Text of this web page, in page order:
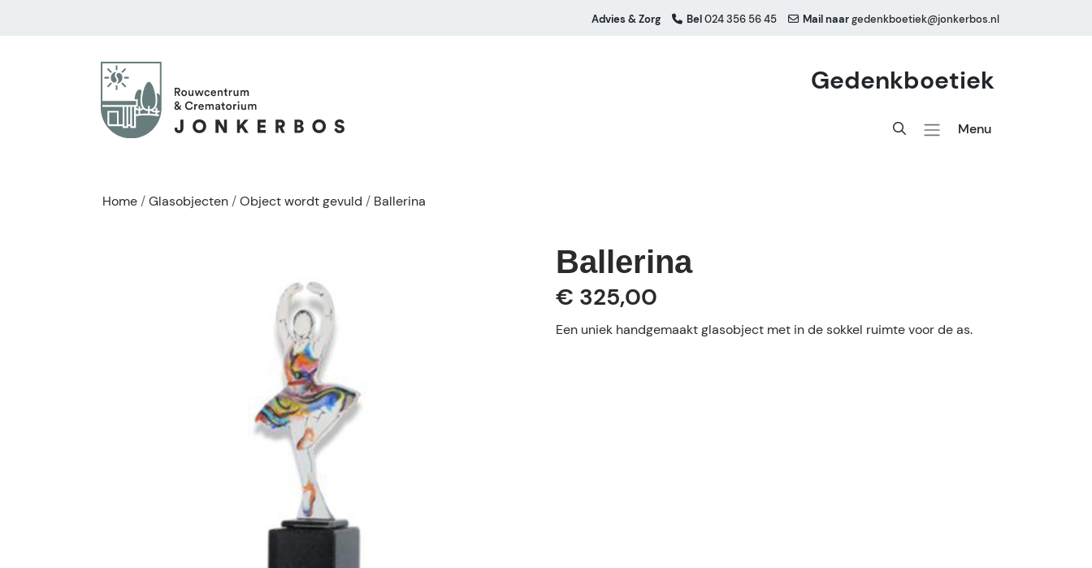
Advies & Zorg Bel024 356 56 45 Mail naargedenkboetiek@jonkerbos.nl
Gedenkboetiek
Menu
Home Glasobjecten Object wordt gevuld Ballerina
Ballerina
€ 325,00
Een uniek handgemaakt glasobject met in de sokkel ruimte voor de as.